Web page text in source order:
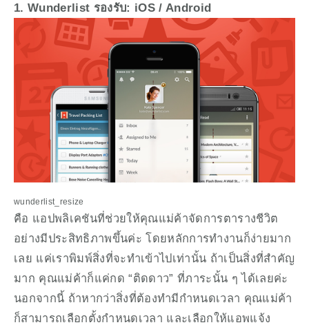
1. Wunderlist รองรับ: iOS / Android
wunderlist_resize
คือ แอปพลิเคชันที่ช่วยให้คุณแม่ค้าจัดการตารางชีวิต
อย่างมีประสิทธิภาพขึ้นค่ะ โดยหลักการทำงานก็ง่ายมาก
เลย แค่เราพิมพ์สิ่งที่จะทำเข้าไปเท่านั้น ถ้าเป็นสิ่งที่สำคัญ
มาก คุณแม่ค้าก็แค่กด “ติดดาว” ที่ภาระนั้น ๆ ได้เลยค่ะ
นอกจากนี้ ถ้าหากว่าสิ่งที่ต้องทำมีกำหนดเวลา คุณแม่ค้า
ก็สามารถเลือกตั้งกำหนดเวลา และเลือกให้แอพแจ้ง